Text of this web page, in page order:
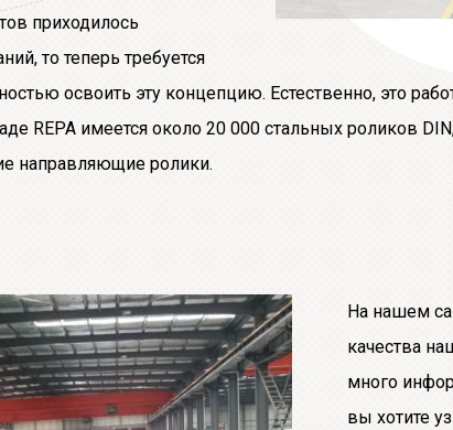
приходилось
то теперь требуется
освоить эту концепцию. Естественно, это
REPA имеется около 20 000 стальных роликов
направляющие ролики.
На нашем
качества
много
вы хотите